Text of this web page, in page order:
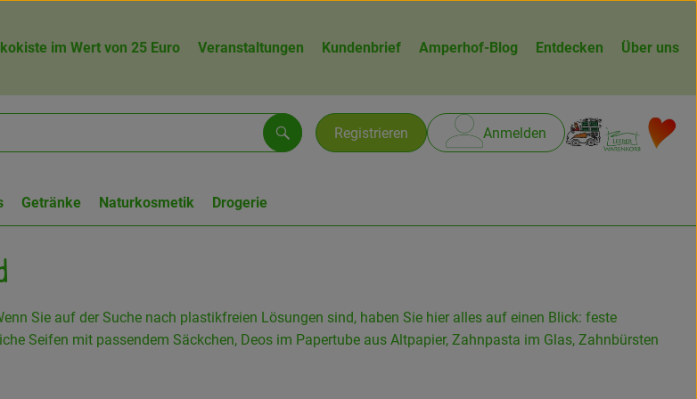
im Wert von 25 Euro Veranstaltungen Kundenbrief Amperhof-Blog Entdecken Über uns
Registrieren Anmelden
Suchen
Getränke Naturkosmetik Drogerie
Sie auf der Suche nach plastikfreien Lösungen sind, haben Sie hier alles auf einen Blick: feste
Seifen mit passendem Säckchen, Deos im Papertube aus Altpapier, Zahnpasta im Glas, Zahnbürsten